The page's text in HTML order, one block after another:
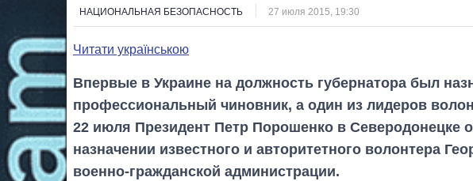
НАЦИОНАЛЬНАЯ БЕЗОПАСНОСТЬ 27 июля 2015, 19:30
Читати українською
Впервые в Украине на должность губернатора был
профессиональный чиновник, а один из лидеров
22 июля Президент Петр Порошенко в Северодонецке
назначении известного и авторитетного волонтера
военно-гражданской администрации.